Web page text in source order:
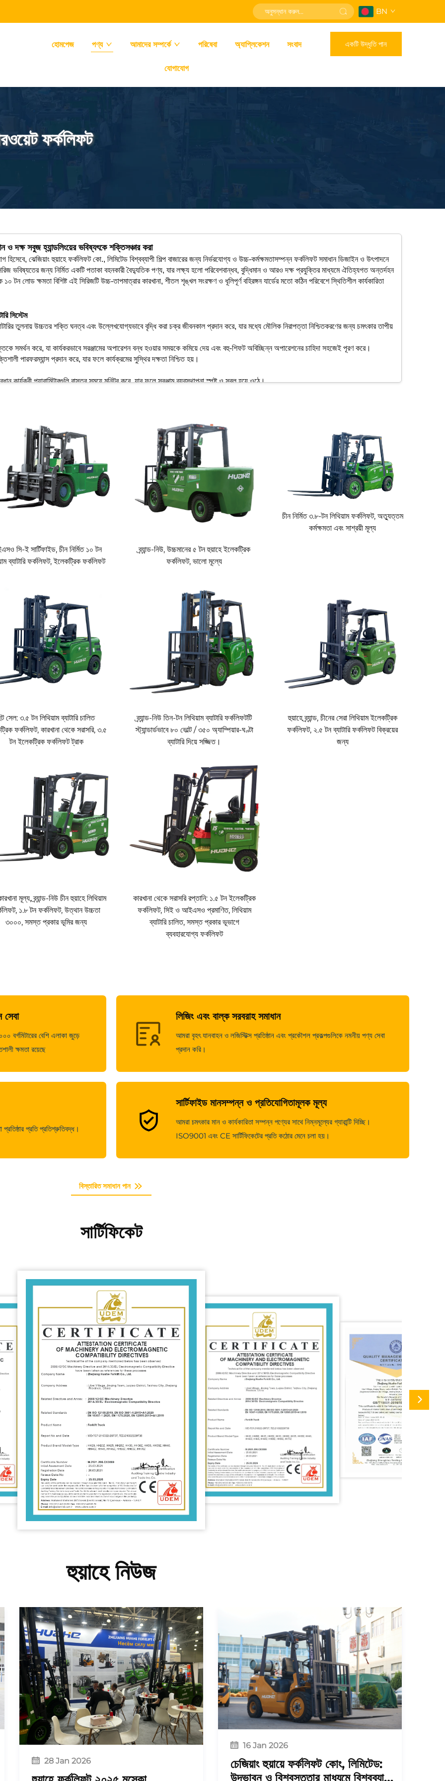
BN
হোমপেজ পণ্য আমাদের সম্পর্কে পরিষেবা অ্যাপ্লিকেশন সংবাদ
যোগাযোগ
একটি উদ্ধৃতি পান
ফর্কলিফট
ও দক্ষ সবুজ হ্যান্ডলিংয়ের ভবিষ্যৎকে শক্তিসঞ্চার করা
ঝেজিয়াং হুয়াহে ফর্কলিফট কো., লিমিটেড বিশ্বব্যাপী শিল্প বাজারের জন্য নির্ভরযোগ্য ও উচ্চ-কর্মক্ষমতাসম্পন্ন ফর্কলিফট সমাধান ডিজাইন ও উৎপাদনে
ভবিষ্যতের জন্য নির্মিত একটি পতাকা বহনকারী বৈদ্যুতিক পণ্য, যার লক্ষ্য হলো পরিবেশবান্ধব, বুদ্ধিমান ও আরও দক্ষ প্রযুক্তির মাধ্যমে ঐতিহ্যগত অন্তর্দহন
লোড ক্ষমতা বিশিষ্ট এই সিরিজটি উচ্চ-তাপমাত্রার কারখানা, শীতল শৃঙ্খল সংরক্ষণ ও ধূলিপূর্ণ বহিরঙ্গন যার্ডের মতো কঠিন পরিবেশে স্থিতিশীল কার্যকারিতা
সিস্টেম
তুলনায় উচ্চতর শক্তি ঘনত্ব এবং উল্লেখযোগ্যভাবে বৃদ্ধি করা চক্র জীবনকাল প্রদান করে, যার মধ্যে মৌলিক নিরাপত্তা নিশ্চিতকরণের জন্য চমৎকার তাপীয়
সমর্থন করে, যা কার্যকরভাবে সরঞ্জামের অপারেশন বন্ধ হওয়ার সময়কে কমিয়ে দেয় এবং বহু-শিফট অবিচ্ছিন্ন অপারেশনের চাহিদা সহজেই পূরণ করে।
পারফরম্যান্স প্রদান করে, যার ফলে কার্যক্রমের সুস্থির দক্ষতা নিশ্চিত হয়।
কার্যকরী প্যারামিটারগুলি বাস্তব সময়ে মনিটর করে, যার ফলে সরঞ্জাম ব্যবস্থাপনা স্পষ্ট ও সরল হয়ে ওঠে।
নিয়ন্ত্রণ স্টিয়ারিং সিস্টেমের সমন্বয়ে সংকীর্ণ পথে সহজেই ম্যানিউভার করা যায়, যা স্থান ব্যবহারের সর্বোচ্চকরণ নিশ্চিত করে।
ডিজাইনের মতো বৈশিষ্ট্যগুলি দীর্ঘ শিফটের সময় অপারেটরের আরাম ও উৎপাদনশীলতা উল্লেখযোগ্যভাবে উন্নত করে।
সময় চমৎকার দৃশ্যাবলী প্রদান করে, যা নিরাপত্তা নিশ্চিত করে।
পূর্ণ পরিবেশের মতো কঠোর পরিস্থিতিতে বিশ্বস্ততা নিশ্চিত করার জন্য বিশেষভাবে শক্তিশালীকৃত এবং কঠোর যাচাইকরণ পাস করেছে।
করার ক্ষমতা এবং স্থিতিশীল উত্থাপন গতি রয়েছে, যা উচ্চ-তীব্রতা হ্যান্ডলিং প্রয়োজনীয়তা পূরণ করে।
ঘন ঘন ও চাপযুক্ত অপারেশনের জন্য ডিজাইন করা হয়েছে, যা অসাধারণ টেকসইতা নিশ্চিত করে।
সবুজ গুদাম প্রচেষ্টা অর্জন এবং তাদের কার্বন পদচিহ্ন হ্রাস করতে সহায়তা করে।
কম, এবং দৈনিক রক্ষণাবেক্ষণের প্রয়োজনীয়তা ন্যূনতম।
উৎপাদন ইকোসিস্টেম থেকে উদ্ভূত:
লিথিয়াম ব্যাটারি ফর্কলিফট গবেষণা ও উন্নয়ন কেন্দ্র প্রতিষ্ঠা করে, যা বৈদ্যুতিক ড্রাইভ সিস্টেম, ব্যাটারি ম্যানেজমেন্ট এবং যানবাহন বুদ্ধিমত্তা সংক্রান্ত
লাইন এবং সমাবেশ প্রক্রিয়া ব্যবহার করে উৎপাদনের নির্ভুলতা এবং ধারাবাহিক পণ্য মান নিশ্চিত করা হয়।
ব্যবস্থাপনা সিস্টেম ক্রয় থেকে চূড়ান্ত অ্যাসেম্বলি পর্যন্ত প্রতিটি পর্যায়কে নজরদারি করে, যার ফলে কারখানা থেকে প্রতিটি পণ্য কঠোর মানদণ্ড পূরণ করে।
সিস্টেম মেনে চলে এবং CE-সহ আন্তর্জাতিক সার্টিফিকেশন অর্জন করেছে, যা নিরাপত্তা ও বিশ্বস্ততার প্রতি আমাদের প্রতিশ্রুতির প্রমাণ।
ক্ষেত্রে কাজ করছেন, তবে হুয়াহে লিথিয়াম-আয়ন কাউন্টারব্যালান্সড ফর্কলিফট ট্রাকগুলি আপনাকে ভবিষ্যৎ-প্রস্তুত একটি সমাধান প্রদান করে যা শক্তি,
এবং আপনার ব্যবসায় দক্ষ ও পরিবেশবান্ধব শক্তির সংযোজন করুন।
হুয়াহে লিথিয়াম-আয়ন ফর্কলিফট ট্রাকগুলির অসাধারণ কর্মক্ষমতা প্রত্যক্ষ করার জন্য সাইটে প্রদর্শনীর সময়সূচী নির্ধারণ করতে।
সি-ই সার্টিফাইড, চীন নির্মিত ১০ টন
ব্যাটারি ফর্কলিফট, ইলেকট্রিক ফর্কলিফট
ব্র্যান্ড-নিউ, উচ্চমানের ৫ টন হুয়াহে ইলেকট্রিক
ফর্কলিফট, ভালো মূল্যে
চীন নির্মিত ৩.৮-টন লিথিয়াম ফর্কলিফট, অত্যুত্তম
কর্মক্ষমতা এবং সাশ্রয়ী মূল্য
সেল: ৩.৫ টন লিথিয়াম ব্যাটারি চালিত
ফর্কলিফট, কারখানা থেকে সরাসরি, ৩.৫
টন ইলেকট্রিক ফর্কলিফট ট্রাক
ব্র্যান্ড-নিউ তিন-টন লিথিয়াম ব্যাটারি ফর্কলিফটটি
স্ট্যান্ডার্ডভাবে ৮০ ভোল্ট / ৩৫০ অ্যাম্পিয়ার-ঘণ্টা
ব্যাটারি দিয়ে সজ্জিত।
হুয়াহে ব্র্যান্ড, চীনের সেরা লিথিয়াম ইলেকট্রিক
ফর্কলিফট, ২.৫ টন ব্যাটারি ফর্কলিফট বিক্রয়ের
জন্য
মূল্য, ব্র্যান্ড-নিউ চীন হুয়াহে লিথিয়াম
১.৮ টন ফর্কলিফট, উত্থান উচ্চতা
৩০০০, সমস্ত প্রকার ভূমির জন্য
কারখানা থেকে সরাসরি রপ্তানি: ১.৫ টন ইলেকট্রিক
ফর্কলিফট, সিই ও আইএসও প্রমাণিত, লিথিয়াম
ব্যাটারি চালিত, সমস্ত প্রকার ভূভাগে
ব্যবহারযোগ্য ফর্কলিফট
বর্গমিটারের বেশি এলাকা জুড়ে
ক্ষমতা রয়েছে
লিজিং এবং বাল্ক সরবরাহ সমাধান
আমরা বৃহৎ যানবাহন ও লজিস্টিক্স প্রতিষ্ঠান এবং প্রকৌশল প্রকল্পগুলিকে নমনীয় পণ্য সেবা
প্রদান করি।
প্রতি প্রতিশ্রুতিবদ্ধ।
সার্টিফাইড মানসম্পন্ন ও প্রতিযোগিতামূলক মূল্য
আমরা চমৎকার মান ও কার্যকারিতা সম্পন্ন পণ্যের সাথে নিম্নমূল্যের গ্যারান্টি দিচ্ছি।
ISO9001 এবং CE সার্টিফিকেটের প্রতি কঠোর মেনে চলা হয়।
বিস্তারিত সমাধান পান
সার্টিফিকেট
হুয়াহে নিউজ
28 Jan 2026
16 Jan 2026
চেজিয়াং হুয়ায়ে ফর্কলিফট কোং, লিমিটেড:
উদ্ভাবন ও বিশ্বস্ততার মাধ্যমে বিশ্বব্যাপী